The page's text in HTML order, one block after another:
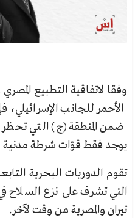
وفقا لاتفاقية التطبيع
الأحمر للجانب الإسرائيلي،
ضمن المنطقة (ج) التي
يوجد فقط قوّات شرطة
تقوم الدوريات البحرية
التي تشرف على نزع السلاح
تيران والمصرية من وقت لآخر.